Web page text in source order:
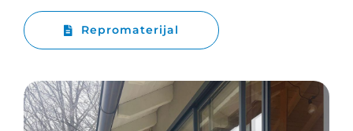
Repromaterijal